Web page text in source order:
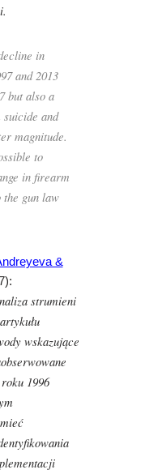
in
and 2013
but also a
and
magnitude.
to
in firearm
gun law
&
strumieni
wskazujące
1996